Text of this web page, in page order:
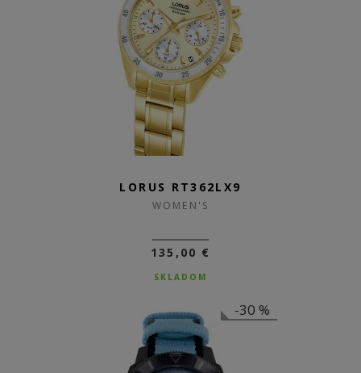
LORUS RT362LX9
WOMEN'S
135,00 €
SKLADOM
-30 %